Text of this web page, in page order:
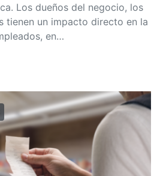
Los dueños del negocio, los
tienen un impacto directo en la
en…